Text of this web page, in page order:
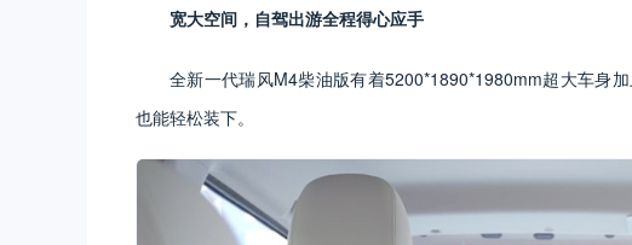
宽大空间，自驾出游全程得心应手
全新一代瑞风M4柴油版有着5200*1890*1980mm超大车身
也能轻松装下。